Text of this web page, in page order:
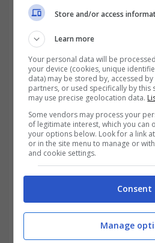
detrazione al 50% resta
prime case: questo
all’esclusione di quasi
questo potrebbe creare
proprietari, nonché
Store and/or access
Learn more
Your personal data will be
your device (cookies, unique
data) may be stored by, accessed
partners, or used specifically by this
may use precise geolocation data.
Some vendors may process your
of legitimate interest, which you can
your options below. Look for a link
or in the site menu to manage or
and cookie settings.
Consent
Manage